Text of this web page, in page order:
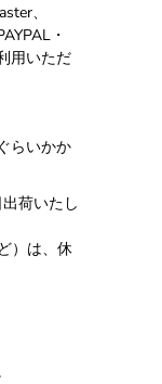
、
・
用いただ
らいかか
荷いたし
）は、休